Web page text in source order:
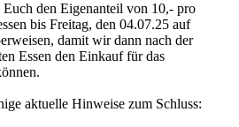
den Eigenanteil von 10,- pro
bis Freitag, den 04.07.25 auf
damit wir dann nach der
Essen den Einkauf für das
aktuelle Hinweise zum Schluss: